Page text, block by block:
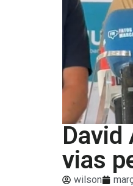
David
vias
wilson